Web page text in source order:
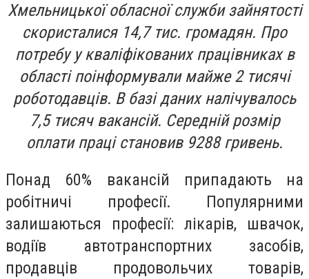
Хмельницької обласної служби зайнятості
скористалися 14,7 тис. громадян. Про
потребу у кваліфікованих працівниках в
області поінформували майже 2 тисячі
роботодавців. В базі даних налічувалось
7,5 тисяч вакансій. Середній розмір
оплати праці становив 9288 гривень.
Понад 60% вакансій припадають на
робітничі професії. Популярними
залишаються професії: лікарів, швачок,
водіїв автотранспортних засобів,
продавців продовольчих товарів,